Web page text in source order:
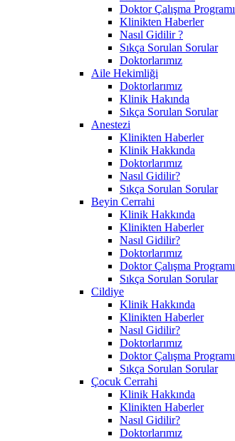
Doktor Çalışma Programı
Klinikten Haberler
Nasıl Gidilir ?
Sıkça Sorulan Sorular
Doktorlarımız
Aile Hekimliği
Doktorlarımız
Klinik Hakında
Sıkça Sorulan Sorular
Anestezi
Klinikten Haberler
Klinik Hakkında
Doktorlarımız
Nasıl Gidilir?
Sıkça Sorulan Sorular
Beyin Cerrahi
Klinik Hakkında
Klinikten Haberler
Nasıl Gidilir?
Doktorlarımız
Doktor Çalışma Programı
Sıkça Sorulan Sorular
Cildiye
Klinik Hakkında
Klinikten Haberler
Nasıl Gidilir?
Doktorlarımız
Doktor Çalışma Programı
Sıkça Sorulan Sorular
Çocuk Cerrahi
Klinik Hakkında
Klinikten Haberler
Nasıl Gidilir?
Doktorlarımız